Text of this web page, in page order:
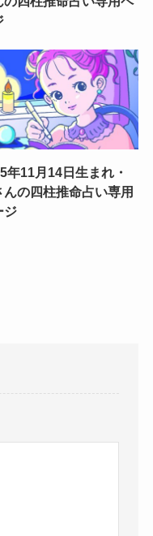
年11月14日生まれ・
んの四柱推命占い専用
ジ